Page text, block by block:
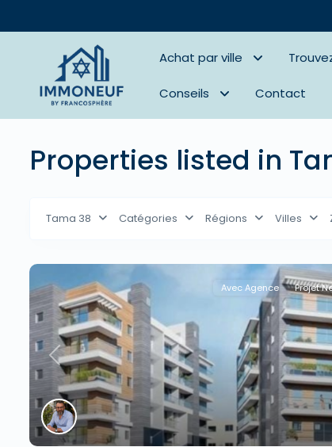
Achat par ville
Conseils Contact
Properties listed in
Tama 38 Catégories Régions Villes
Previous
Avec Agence Projet